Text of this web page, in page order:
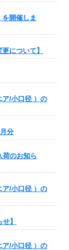
を開催しま
について】
ア/小口径 ）の
分
荷のお知ら
ア/小口径 ）の
】
ア/小口径 ）の